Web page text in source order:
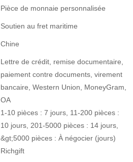
Pièce de monnaie personnalisée
Soutien au fret maritime
Chine
Lettre de crédit, remise documentaire,
paiement contre documents, virement
bancaire, Western Union, MoneyGram,
OA
1-10 pièces : 7 jours, 11-200 pièces :
10 jours, 201-5000 pièces : 14 jours,
&gt;5000 pièces : À négocier (jours)
Richgift